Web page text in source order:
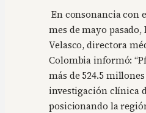
En consonancia con
mes de mayo
Velasco, directora
Colombia informó:
más de 524.5
investigación clínica
posicionando la